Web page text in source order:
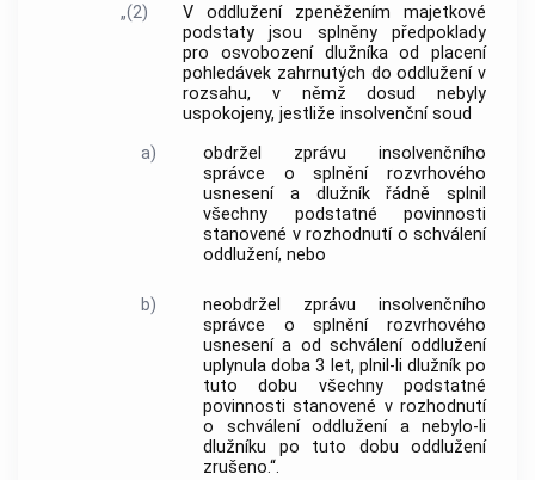
„(2)
V oddlužení zpeněžením majetkové
podstaty jsou splněny předpoklady
pro osvobození dlužníka od placení
pohledávek zahrnutých do oddlužení v
rozsahu, v němž dosud nebyly
uspokojeny, jestliže insolvenční soud
a)
obdržel zprávu insolvenčního
správce o splnění rozvrhového
usnesení a dlužník řádně splnil
všechny podstatné povinnosti
stanovené v rozhodnutí o schválení
oddlužení, nebo
b)
neobdržel zprávu insolvenčního
správce o splnění rozvrhového
usnesení a od schválení oddlužení
uplynula doba 3 let, plnil-li dlužník po
tuto dobu všechny podstatné
povinnosti stanovené v rozhodnutí
o schválení oddlužení a nebylo-li
dlužníku po tuto dobu oddlužení
zrušeno.“.